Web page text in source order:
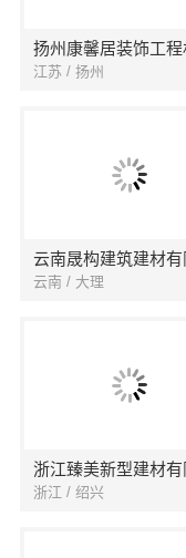
江苏 / 扬州
云南 / 大理
浙江 / 绍兴